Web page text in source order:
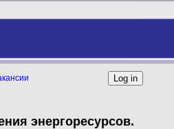
энергоресурсов.